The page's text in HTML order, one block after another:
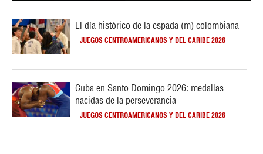
El día histórico de la espada (m) colombiana
JUEGOS CENTROAMERICANOS Y DEL CARIBE 2026
Cuba en Santo Domingo 2026: medallas
nacidas de la perseverancia
JUEGOS CENTROAMERICANOS Y DEL CARIBE 2026